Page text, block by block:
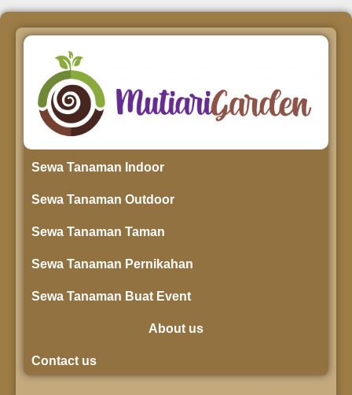
Sewa Tanaman Indoor
Sewa Tanaman Outdoor
Sewa Tanaman Taman
Sewa Tanaman Pernikahan
Sewa Tanaman Buat Event
About us
Contact us